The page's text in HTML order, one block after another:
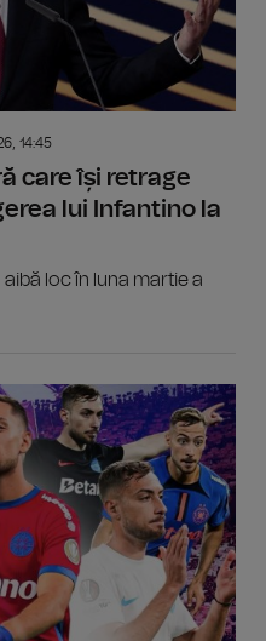
14:45
care își retrage
lui Infantino la
loc în luna martie a